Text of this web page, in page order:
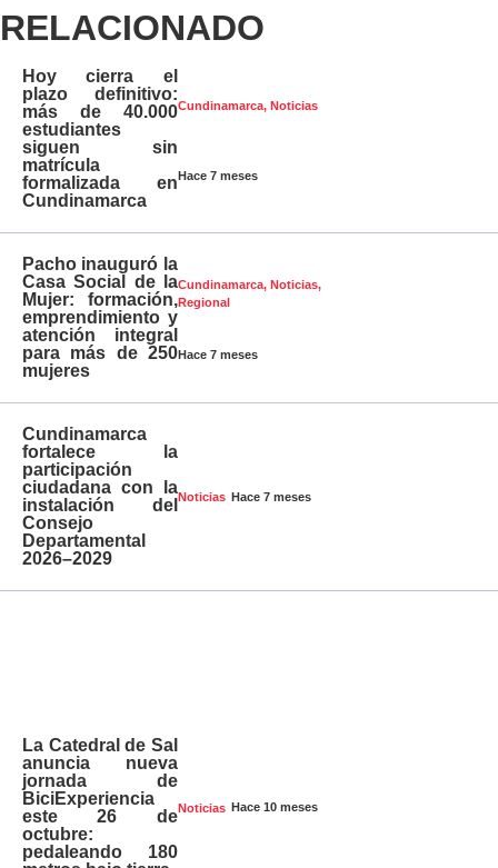
RELACIONADO
Cundinamarca, Noticias
Hace 7 meses
Hoy cierra el
plazo definitivo:
más de 40.000
estudiantes
siguen sin
matrícula
formalizada en
Cundinamarca
Cundinamarca, Noticias,
Regional
Hace 7 meses
Pacho inauguró la
Casa Social de la
Mujer: formación,
emprendimiento y
atención integral
para más de 250
mujeres
Noticias Hace 7 meses
Cundinamarca
fortalece la
participación
ciudadana con la
instalación del
Consejo
Departamental
2026–2029
Noticias Hace 10 meses
La Catedral de Sal
anuncia nueva
jornada de
BiciExperiencia
este 26 de
octubre:
pedaleando 180